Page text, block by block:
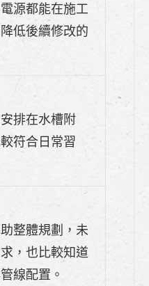
源都能在施工
低後續修改的
排在水槽附
符合日常習
整體規劃，未
，也比較知道
線配置。